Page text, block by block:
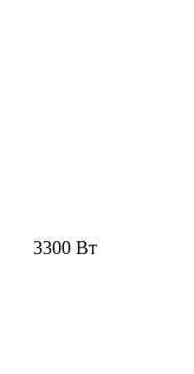
3300 Вт